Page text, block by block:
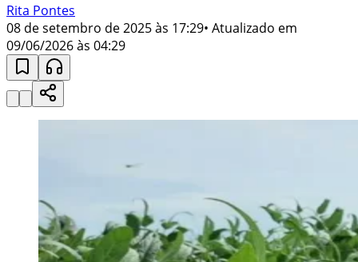
Rita Pontes
08 de setembro de 2025 às 17:29• Atualizado em
09/06/2026 às 04:29